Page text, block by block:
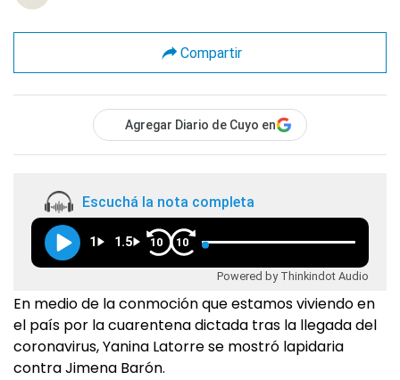
Compartir
Agregar Diario de Cuyo en
Escuchá la nota completa
1 1.5 10 10
Powered by Thinkindot Audio
En medio de la conmoción que estamos viviendo en
el país por la cuarentena dictada tras la llegada del
coronavirus, Yanina Latorre se mostró lapidaria
contra Jimena Barón.